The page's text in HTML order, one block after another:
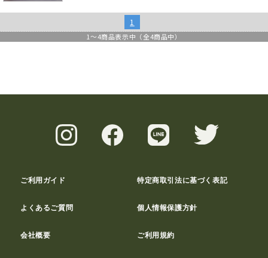
1
1 ～4商品表示中（全4商品中）
ご利用ガイド 特定商取引法に基づく表記
よくあるご質問 個人情報保護方針
会社概要 ご利用規約